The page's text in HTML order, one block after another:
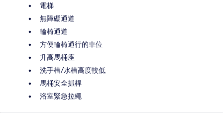
電梯
無障礙通道
輪椅通道
方便輪椅通行的車位
升高馬桶座
洗手槽/水槽高度較低
馬桶安全抓桿
浴室緊急拉繩